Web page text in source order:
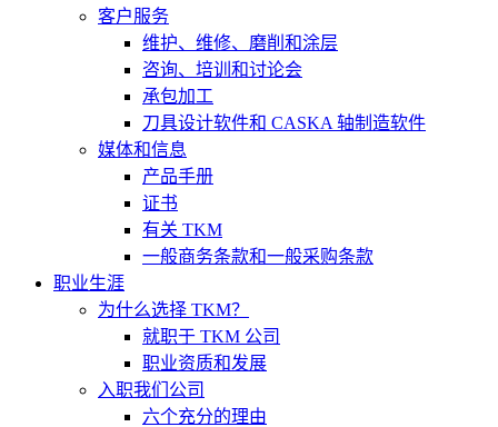
客户服务
维护、维修、磨削和涂层
咨询、培训和讨论会
承包加工
刀具设计软件和 CASKA 轴制造软件
媒体和信息
产品手册
证书
有关 TKM
一般商务条款和一般采购条款
职业生涯
为什么选择 TKM？
就职于 TKM 公司
职业资质和发展
入职我们公司
六个充分的理由